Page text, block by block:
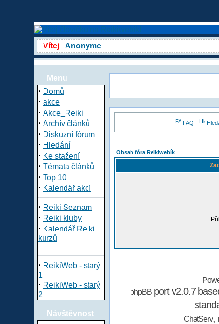
Vítej Anonyme
Menu
· Domů
· akce
· Akce_Reiki
· Archív článků
· Diskuzní fórum
· Hledání
· Ke stažení
· Témata článků
· Top 10
· Kalendář akcí
· Reiki Seznam
· Reiki kluby
· Kalendář Reiki
kurzů
· ReikiWeb - starý
1
· ReikiWeb - starý
2
Návštěvnost
FAQ
Obsah fóra Reikiwebík
phpBBport v2.0.7
ChatServ,